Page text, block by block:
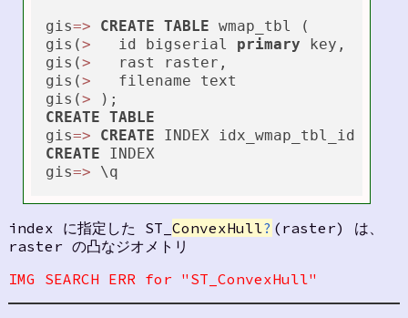
gis=> CREATE TABLE wmap_tbl (
gis(>
   id bigserial
primary key,
gis(>
   rast raster,
gis(>
   filename text
gis(>
CREATE TABLE
gis=> CREATE INDEX idx_wmap_tbl_id
CREATE INDEX
gis=>
index に指定した ST_ ConvexHull? (raster) は、
raster の凸なジオメトリ
IMG SEARCH ERR for "ST_ConvexHull"